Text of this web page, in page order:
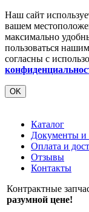
Наш сайт
вашем
максимально
пользоваться
согласны с
OK
Каталог
Документы и
Оплата и
Отзывы
Контакты
Контрактные
разумной цене!